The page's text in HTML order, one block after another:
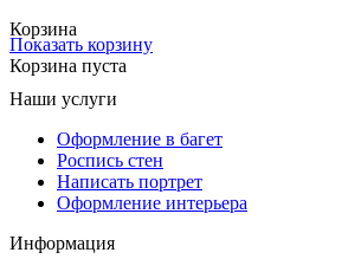
Корзина
Показать корзину
Корзина пуста
Наши услуги
Оформление в багет
Роспись стен
Написать портрет
Оформление интерьера
Информация